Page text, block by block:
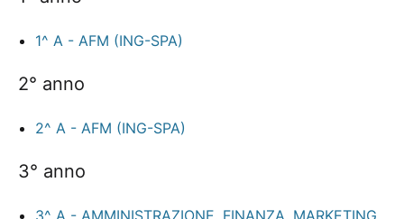
1^ A - AFM (ING-SPA)
2° anno
2^ A - AFM (ING-SPA)
3° anno
3^ A - AMMINISTRAZIONE, FINANZA, MARKETING